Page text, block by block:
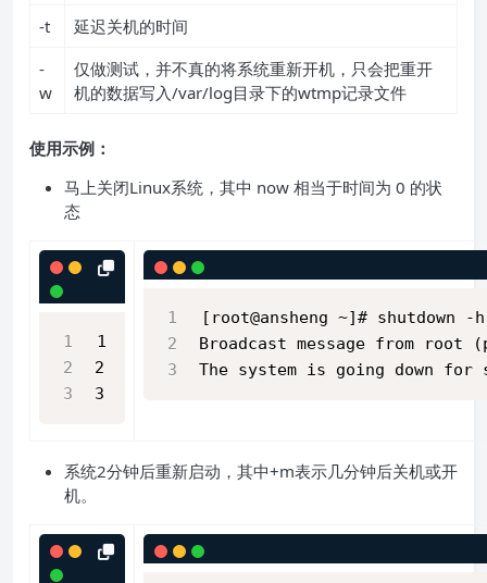
-t
延迟关机的时间
-
w
仅做测试，并不真的将系统重新开机，只会把重开
机的数据写入/var/log目录下的wtmp记录文件
使用示例：
马上关闭Linux系统，其中 now 相当于时间为 0 的状
态
1
2
3
[root@ansheng ~]# shutdown -h
Broadcast message from
The system is going down for
系统2分钟后重新启动，其中+m表示几分钟后关机或开
机。